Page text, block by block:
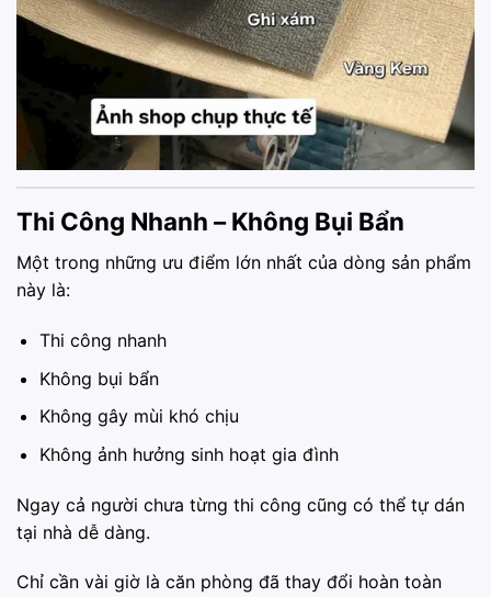
Thi Công Nhanh – Không Bụi Bẩn
Một trong những ưu điểm lớn nhất của dòng sản phẩm
này là:
Thi công nhanh
Không bụi bẩn
Không gây mùi khó chịu
Không ảnh hưởng sinh hoạt gia đình
Ngay cả người chưa từng thi công cũng có thể tự dán
tại nhà dễ dàng.
Chỉ cần vài giờ là căn phòng đã thay đổi hoàn toàn